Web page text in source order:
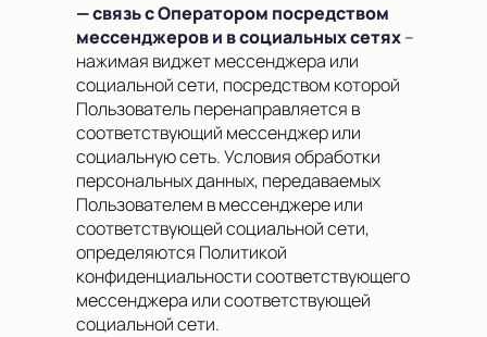
— связь с Оператором посредством
мессенджеров и в социальных сетях–
нажимая виджет мессенджера или
социальной сети, посредством которой
Пользователь перенаправляется в
соответствующий мессенджер или
социальную сеть. Условия обработки
персональных данных, передаваемых
Пользователем в мессенджере или
соответствующей социальной сети,
определяются Политикой
конфиденциальности соответствующего
мессенджера или соответствующей
социальной сети.